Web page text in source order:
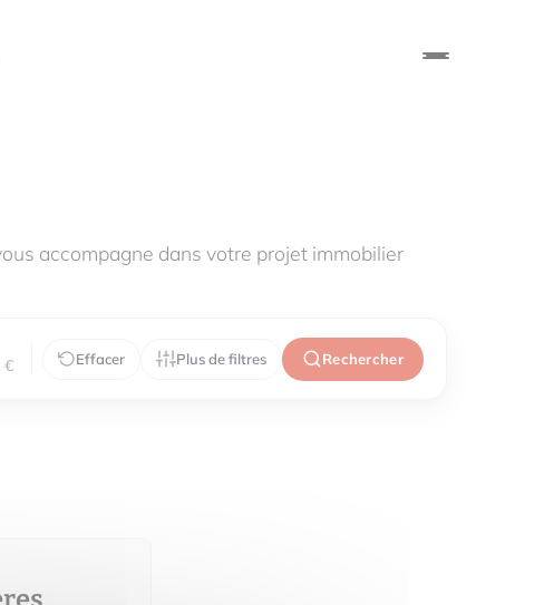
accompagne dans votre projet immobilier
€ Effacer Plus de filtres Rechercher